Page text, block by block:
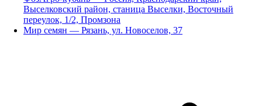
Выселковский район, станица Выселки, Восточный
переулок, 1/2, Промзона
Мир семян — Рязань, ул. Новоселов, 37